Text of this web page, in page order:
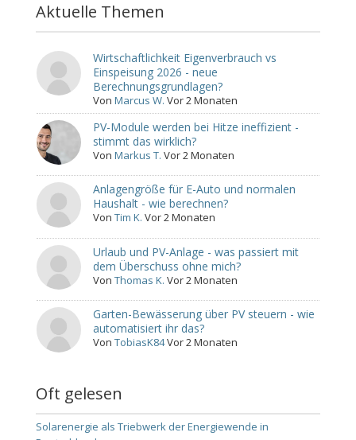
Aktuelle Themen
Wirtschaftlichkeit Eigenverbrauch vs
Einspeisung 2026 - neue
Berechnungsgrundlagen?
VonMarcus W. Vor 2 Monaten
PV-Module werden bei Hitze ineffizient -
stimmt das wirklich?
VonMarkus T. Vor 2 Monaten
Anlagengröße für E-Auto und normalen
Haushalt - wie berechnen?
VonTim K. Vor 2 Monaten
Urlaub und PV-Anlage - was passiert mit
dem Überschuss ohne mich?
VonThomas K. Vor 2 Monaten
Garten-Bewässerung über PV steuern - wie
automatisiert ihr das?
VonTobiasK84Vor 2 Monaten
Oft gelesen
Solarenergie als Triebwerk der Energiewende in